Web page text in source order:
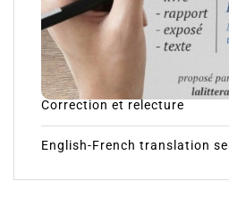
Correction et relecture
English-French translation